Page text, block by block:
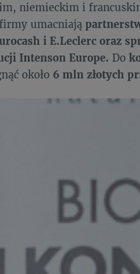
niemieckim i
umacniają
i E.Leclerc oraz
Intenson Europe. Do
około 6 mln złotych